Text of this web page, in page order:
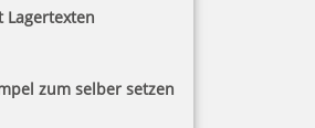
zum selber setzen
13,05 €